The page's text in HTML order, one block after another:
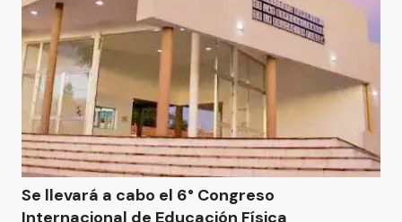
Se llevará a cabo el 6° Congreso
Internacional de Educación Física